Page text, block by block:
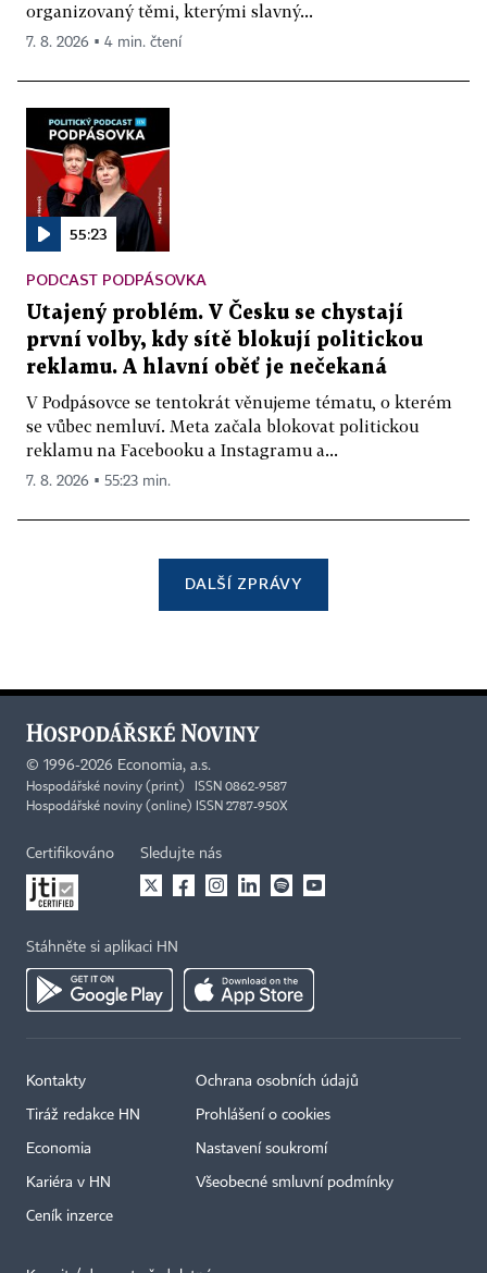
organizovaný těmi, kterými slavný...
7. 8. 2026 ▪ 4 min. čtení
55:23
PODCAST PODPÁSOVKA
Utajený problém. V Česku se chystají
první volby, kdy sítě blokují politickou
reklamu. A hlavní oběť je nečekaná
V Podpásovce se tentokrát věnujeme tématu, o kterém
se vůbec nemluví. Meta začala blokovat politickou
reklamu na Facebooku a Instagramu a...
7. 8. 2026 ▪ 55:23 min.
DALŠÍ ZPRÁVY
© 1996-2026 Economia, a.s.
Hospodářské noviny (print) ISSN 0862-9587
Hospodářské noviny (online) ISSN 2787-950X
Certifikováno Sledujte nás
Stáhněte si aplikaci HN
Kontakty
Tiráž redakce HN
Economia
Kariéra v HN
Ceník inzerce
Ochrana osobních údajů
Prohlášení o cookies
Nastavení soukromí
Všeobecné smluvní podmínky